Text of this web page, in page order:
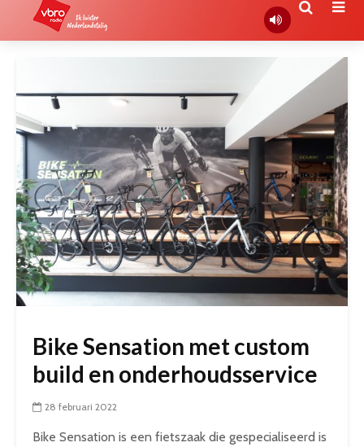
Bike Sensation met custom
build en onderhoudsservice
28 februari 2022
Bike Sensation is een fietszaak die gespecialiseerd is